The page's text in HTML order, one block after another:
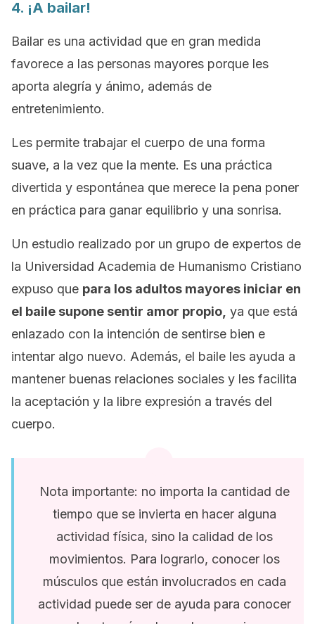
4. ¡A bailar!
Bailar es una actividad que en gran medida
favorece a las personas mayores porque les
aporta alegría y ánimo, además de
entretenimiento.
Les permite trabajar el cuerpo de una forma
suave, a la vez que la mente. Es una práctica
divertida y espontánea que merece la pena poner
en práctica para ganar equilibrio y una sonrisa.
Un estudio realizado por un grupo de expertos de
la Universidad Academia de Humanismo Cristiano
expuso que para los adultos mayores iniciar en
el baile supone sentir amor propio, ya que está
enlazado con la intención de sentirse bien e
intentar algo nuevo. Además, el baile les ayuda a
mantener buenas relaciones sociales y les facilita
la aceptación y la libre expresión a través del
cuerpo.
Nota importante: no importa la cantidad de
tiempo que se invierta en hacer alguna
actividad física, sino la calidad de los
movimientos. Para lograrlo, conocer los
músculos que están involucrados en cada
actividad puede ser de ayuda para conocer